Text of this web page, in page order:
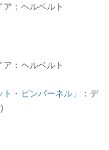
：ヘルベルト
：ヘルベルト
・ピンパーネル』
：デ